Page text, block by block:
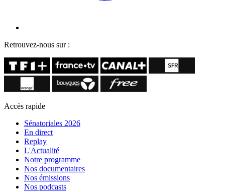
Retrouvez-nous sur :
Accès rapide
Sénatoriales 2026
En direct
Replay
L'Actualité
Notre programme
Nos documentaires
Nos émissions
Nos podcasts